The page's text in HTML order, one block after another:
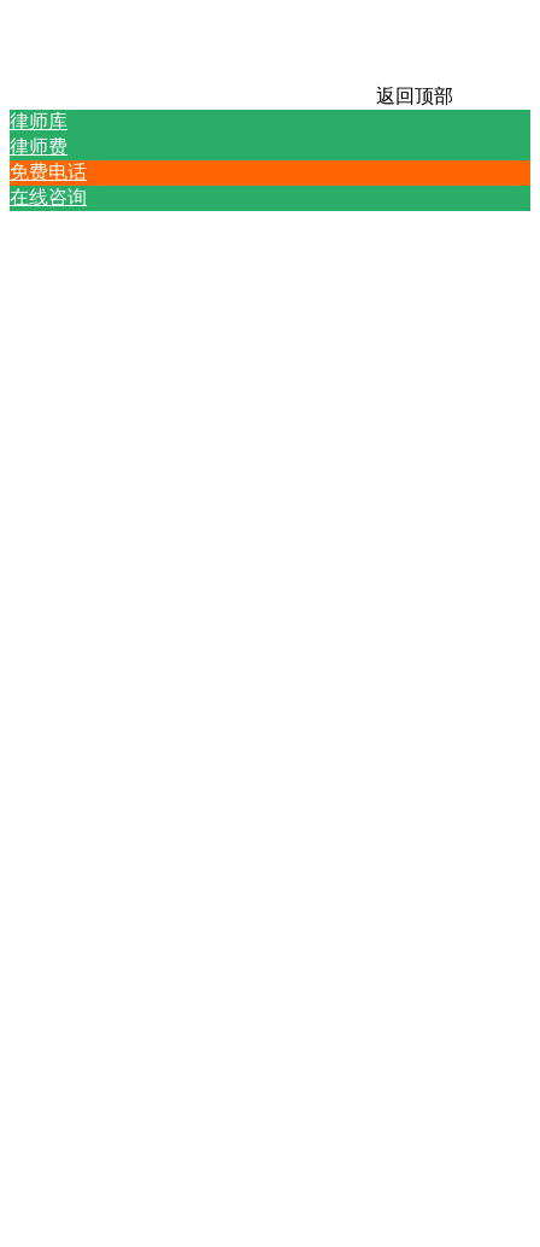
返回顶部
律师库
律师费
免费电话
在线咨询